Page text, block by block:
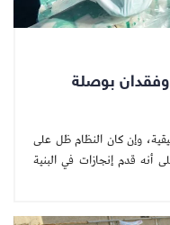
وفقدان بوصلة
حقيقية، وإن كان النظام ظل على
قدم إنجازات في البنية